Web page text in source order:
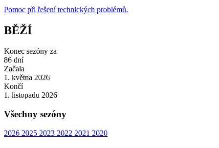
Pomoc při řešení technických problémů.
BĚŽÍ
Konec sezóny za
86 dní
Začala
1. května 2026
Končí
1. listopadu 2026
Všechny sezóny
2026 2025 2023 2022 2021 2020